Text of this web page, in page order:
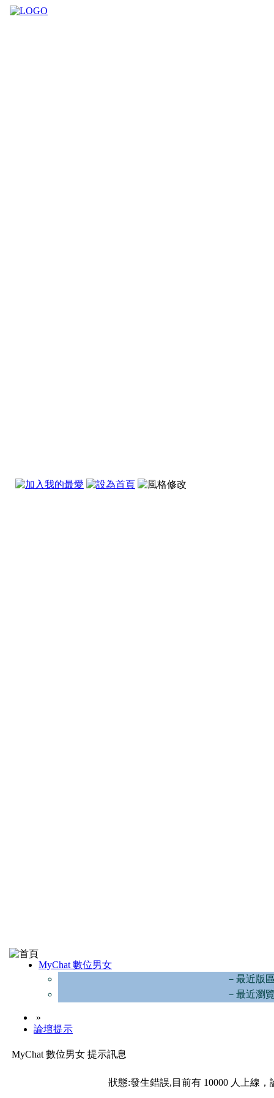
MyChat 數位男女
－最近版
－最近瀏
»
論壇提示
MyChat 數位男女 提示訊息
狀態:發生錯誤,目前有 10000 人上線